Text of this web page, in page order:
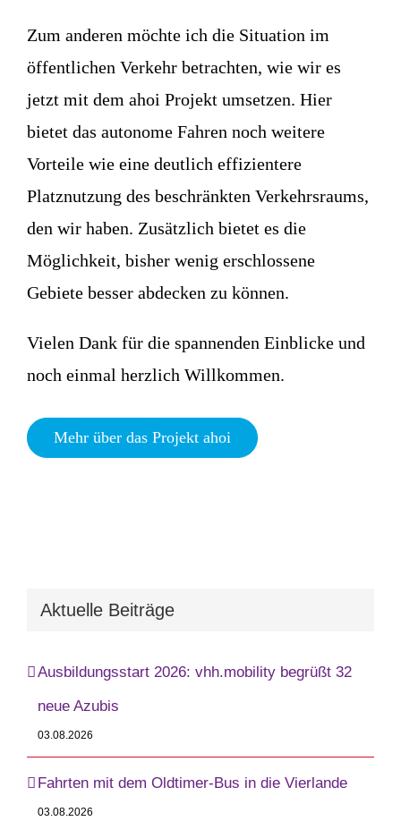
Zum anderen möchte ich die Situation im
öffentlichen Verkehr betrachten, wie wir es
jetzt mit dem ahoi Projekt umsetzen. Hier
bietet das autonome Fahren noch weitere
Vorteile wie eine deutlich effizientere
Platznutzung des beschränkten Verkehrsraums,
den wir haben. Zusätzlich bietet es die
Möglichkeit, bisher wenig erschlossene
Gebiete besser abdecken zu können.
Vielen Dank für die spannenden Einblicke und
noch einmal herzlich Willkommen.
Mehr über das Projekt ahoi
Aktuelle Beiträge
Ausbildungsstart 2026: vhh.mobility begrüßt 32
neue Azubis
03.08.2026
Fahrten mit dem Oldtimer-Bus in die Vierlande
03.08.2026